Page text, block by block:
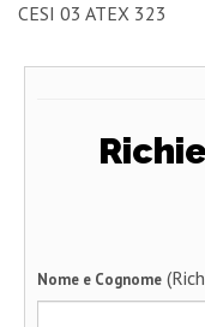
CESI 03 ATEX 323
Nome e Cognome